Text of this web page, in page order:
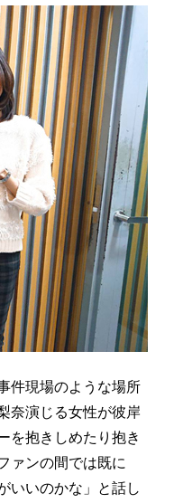
件現場のような場所
奈演じる女性が彼岸
を抱きしめたり抱き
ァンの間では既に
いいのかな」と話し